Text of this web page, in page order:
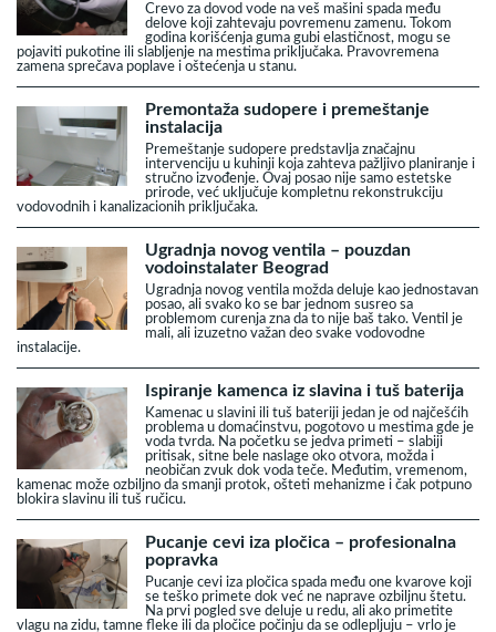
Crevo za dovod vode na veš mašini spada među
delove koji zahtevaju povremenu zamenu. Tokom
godina korišćenja guma gubi elastičnost, mogu se
pojaviti pukotine ili slabljenje na mestima priključaka. Pravovremena
zamena sprečava poplave i oštećenja u stanu.
Premontaža sudopere i premeštanje
instalacija
Premeštanje sudopere predstavlja značajnu
intervenciju u kuhinji koja zahteva pažljivo planiranje i
stručno izvođenje. Ovaj posao nije samo estetske
prirode, već uključuje kompletnu rekonstrukciju
vodovodnih i kanalizacionih priključaka.
Ugradnja novog ventila – pouzdan
vodoinstalater Beograd
Ugradnja novog ventila možda deluje kao jednostavan
posao, ali svako ko se bar jednom susreo sa
problemom curenja zna da to nije baš tako. Ventil je
mali, ali izuzetno važan deo svake vodovodne
instalacije.
Ispiranje kamenca iz slavina i tuš baterija
Kamenac u slavini ili tuš bateriji jedan je od najčešćih
problema u domaćinstvu, pogotovo u mestima gde je
voda tvrda. Na početku se jedva primeti – slabiji
pritisak, sitne bele naslage oko otvora, možda i
neobičan zvuk dok voda teče. Međutim, vremenom,
kamenac može ozbiljno da smanji protok, ošteti mehanizme i čak potpuno
blokira slavinu ili tuš ručicu.
Pucanje cevi iza pločica – profesionalna
popravka
Pucanje cevi iza pločica spada među one kvarove koji
se teško primete dok već ne naprave ozbiljnu štetu.
Na prvi pogled sve deluje u redu, ali ako primetite
vlagu na zidu, tamne fleke ili da pločice počinju da se odlepljuju – vrlo je